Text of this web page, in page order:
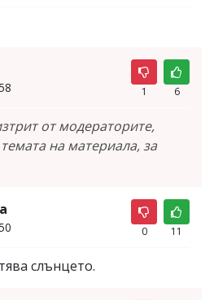
1 6
от модераторите,
на материала, за
0 11
слънцето.